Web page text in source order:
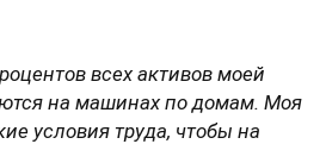
всех активов моей
на машинах по домам. Моя
условия труда, чтобы на